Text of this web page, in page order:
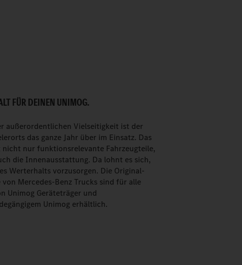
FÜR DEINEN UNIMOG.
außerordentlichen Vielseitigkeit ist der
das ganze Jahr über im Einsatz. Das
nicht nur funktionsrelevante Fahrzeugteile,
die Innenausstattung. Da lohnt es sich,
Werterhalts vorzusorgen. Die Original-
von Mercedes-Benz Trucks sind für alle
Unimog Geräteträger und
Unimog erhältlich.